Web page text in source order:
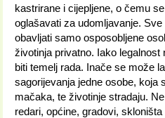
kastrirane i cijepljene, o čemu
oglašavati za udomljavanje.
obavljati samo osposobljene
životinja privatno. Iako
biti temelj rada. Inače se može
sagorijevanja jedne osobe, koja
mačaka, te životinje stradaju.
redari, općine, gradovi,